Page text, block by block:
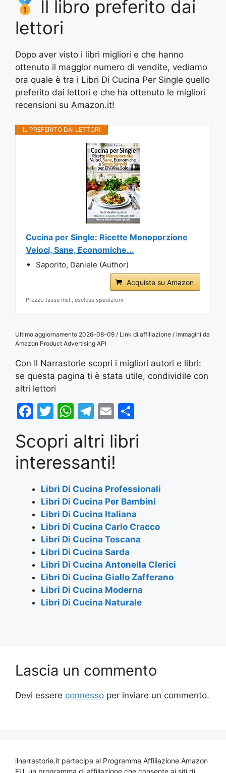
Il libro preferito dai
lettori
Dopo aver visto i libri migliori e che hanno
ottenuto il maggior numero di vendite, vediamo
ora quale è tra i Libri Di Cucina Per Single quello
preferito dai lettori e che ha ottenuto le migliori
recensioni su Amazon.it!
IL PREFERITO DAI LETTORI
Cucina per Single: Ricette Monoporzione
Veloci, Sane, Economiche...
Saporito, Daniele (Author)
Acquista su Amazon
Prezzo tasse incl., escluse spedizioni
Ultimo aggiornamento 2026-08-09 / Link di affiliazione / Immagini da
Amazon Product Advertising API
Con Il Narrastorie scopri i migliori autori e libri:
se questa pagina ti è stata utile, condividile con
altri lettori
F
c
e
b
o
o
k
T
itt
er
W
at
s
A
p
p
T
e
gr
a
m
E
ai
l
ar
Scopri altri libri
interessanti!
Libri Di Cucina Professionali
Libri Di Cucina Per Bambini
Libri Di Cucina Italiana
Libri Di Cucina Carlo Cracco
Libri Di Cucina Toscana
Libri Di Cucina Sarda
Libri Di Cucina Antonella Clerici
Libri Di Cucina Giallo Zafferano
Libri Di Cucina Moderna
Libri Di Cucina Naturale
Lascia un commento
Devi essere connesso per inviare un commento.
ilnarrastorie.it partecipa al Programma Affiliazione Amazon
EU, un programma di affiliazione che consente ai siti di